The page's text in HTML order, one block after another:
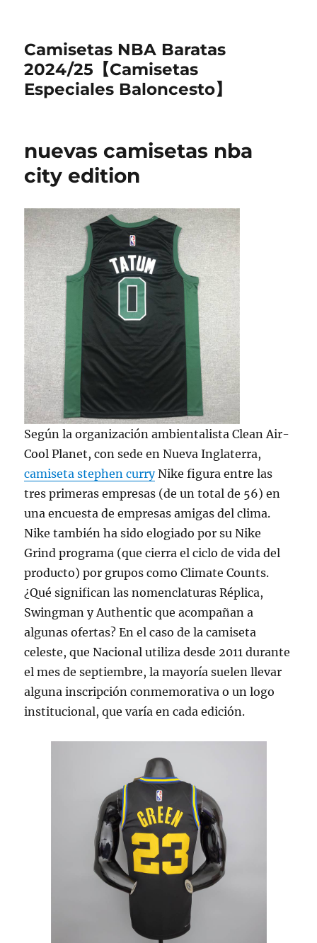
Camisetas NBA Baratas
2024/25【Camisetas
Especiales Baloncesto】
nuevas camisetas nba
city edition
Según la organización ambientalista Clean Air-
Cool Planet, con sede en Nueva Inglaterra,
camiseta stephen curryNike figura entre las
tres primeras empresas (de un total de 56) en
una encuesta de empresas amigas del clima.
Nike también ha sido elogiado por su Nike
Grind programa (que cierra el ciclo de vida del
producto) por grupos como Climate Counts.
¿Qué significan las nomenclaturas Réplica,
Swingman y Authentic que acompañan a
algunas ofertas? En el caso de la camiseta
celeste, que Nacional utiliza desde 2011 durante
el mes de septiembre, la mayoría suelen llevar
alguna inscripción conmemorativa o un logo
institucional, que varía en cada edición.